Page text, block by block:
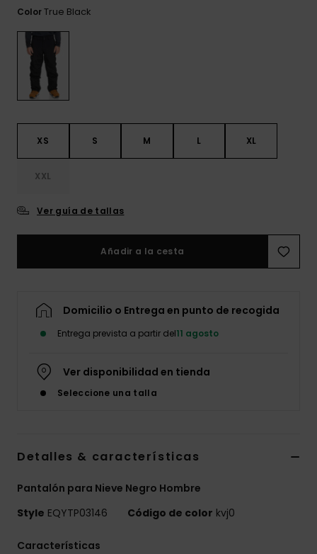
ColorTrue Black
XS S M L XL
XXL
Ver guía de tallas
Añadir a la cesta
Domicilio o Entrega en punto de recogida
Entrega prevista a partir del11 agosto
Ver disponibilidad en tienda
Seleccione una talla
Detalles & características
Pantalón para Nieve Negro Hombre
Style EQYTP03146 Código de color kvj0
Características